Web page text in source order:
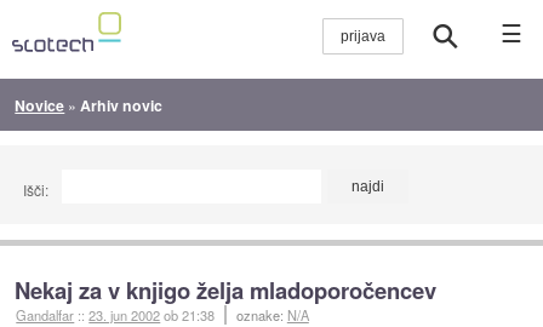
☰
Novice » Arhiv novic
Išči:
Nekaj za v knjigo želja mladoporočencev
Gandalfar ::23. jun 2002ob 21:38 oznake: N/A